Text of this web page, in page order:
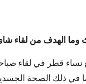
قطر في لقاء
في ذلك الصحة